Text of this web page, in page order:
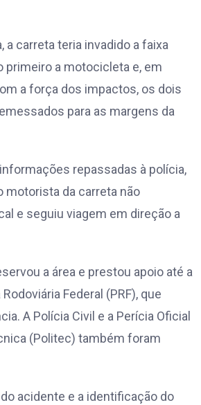
a carreta teria invadido a faixa
primeiro a motocicleta e, em
a força dos impactos, os dois
para as margens da
repassadas à polícia,
motorista da carreta não
e seguiu viagem em direção a
a área e prestou apoio até a
Federal (PRF), que
A Polícia Civil e a Perícia Oficial
(Politec) também foram
acidente e a identificação do